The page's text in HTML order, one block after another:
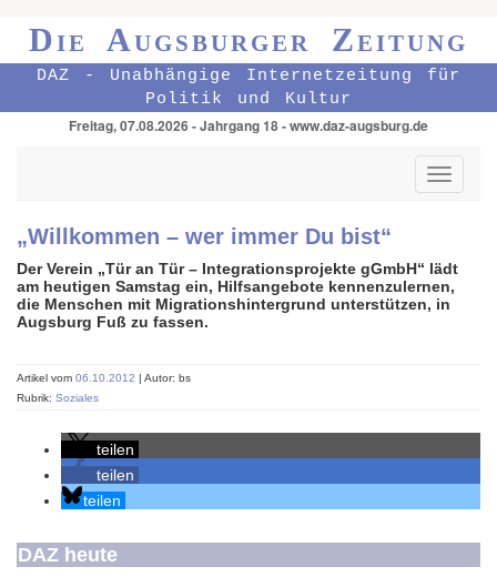
Die Augsburger Zeitung
DAZ - Unabhängige Internetzeitung für
Politik und Kultur
Freitag, 07.08.2026 - Jahrgang 18 - www.daz-augsburg.de
Toggle
„Willkommen – wer immer Du bist“
Der Verein „Tür an Tür – Integrationsprojekte gGmbH“ lädt
am heutigen Samstag ein, Hilfsangebote kennenzulernen,
die Menschen mit Migrationshintergrund unterstützen, in
Augsburg Fuß zu fassen.
Artikel vom 06.10.2012 | Autor: bs
Rubrik: Soziales
teilen
teilen
teilen
DAZ heute